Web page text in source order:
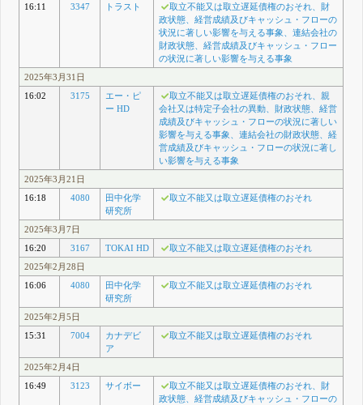
16:11 3347 トラスト
取立不能又は取立遅延債権のおそれ、財
政状態、経営成績及びキャッシュ・フローの
状況に著しい影響を与える事象、連結会社の
財政状態、経営成績及びキャッシュ・フロー
の状況に著しい影響を与える事象
2025年3月31日
16:02
3175
エー・ピ
ー HD
取立不能又は取立遅延債権のおそれ、親
会社又は特定子会社の異動、財政状態、経営
成績及びキャッシュ・フローの状況に著しい
影響を与える事象、連結会社の財政状態、経
営成績及びキャッシュ・フローの状況に著し
い影響を与える事象
2025年3月21日
16:18
4080
田中化学
研究所
取立不能又は取立遅延債権のおそれ
2025年3月7日
16:20
3167 TOKAI HD
取立不能又は取立遅延債権のおそれ
2025年2月28日
16:06
4080
田中化学
研究所
取立不能又は取立遅延債権のおそれ
2025年2月5日
15:31
7004
カナデビ
ア
取立不能又は取立遅延債権のおそれ
2025年2月4日
16:49
3123 サイボー
取立不能又は取立遅延債権のおそれ、財
政状態、経営成績及びキャッシュ・フローの